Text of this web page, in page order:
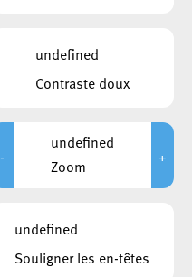
VOUS
undefined
Contraste doux
-
undefined
Zoom
+
undefined
Souligner les en-têtes